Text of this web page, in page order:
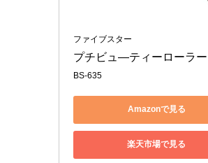
ファイブスター
プチビュ―ティーローラー
BS-635
Amazonで見る
楽天市場で見る